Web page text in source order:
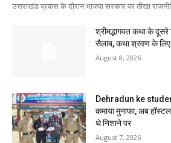
उत्तराखंड प्रवास के दौरान भाजपा सरकार पर तीखा
श्रीमद्भागवत कथा के
सैलाब, कथा श्रवण के लिए
August 8, 2026
Dehradun ke
कमाया मुनाफा, अब
थे निशाने पर
August 7, 2026